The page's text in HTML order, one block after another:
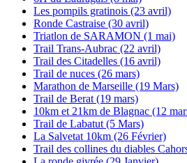
Les pompils gratinois (23 avril)
Ronde Castraise (30 avril)
Triatlon de SARAMON (1 mai)
Trail Trans-Aubrac (22 avril)
Trail des Citadelles (16 avril)
Trail de nuces (26 mars)
Marathon de Marseille (19 Mars)
Trail de Berat (19 mars)
10km et 21km de Blagnac (12
Trail de Labatut (5 Mars)
La Salvetat 10km (26 Février)
Trail des collines du diables